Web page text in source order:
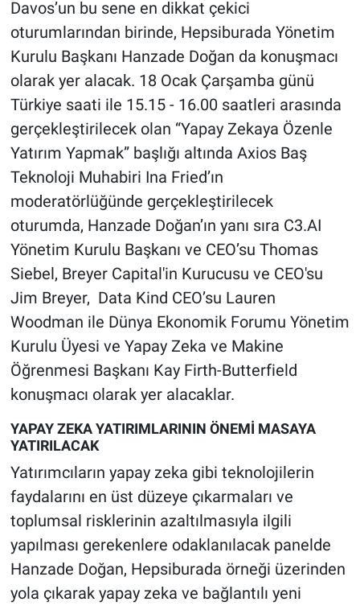
Davos’un bu sene en dikkat çekici
oturumlarından birinde, Hepsiburada Yönetim
Kurulu Başkanı Hanzade Doğan da konuşmacı
olarak yer alacak. 18 Ocak Çarşamba günü
Türkiye saati ile 15.15 - 16.00 saatleri arasında
gerçekleştirilecek olan “Yapay Zekaya Özenle
Yatırım Yapmak” başlığı altında Axios Baş
Teknoloji Muhabiri Ina Fried’ın
moderatörlüğünde gerçekleştirilecek
oturumda, Hanzade Doğan’ın yanı sıra C3.AI
Yönetim Kurulu Başkanı ve CEO’su Thomas
Siebel, Breyer Capital'in Kurucusu ve CEO'su
Jim Breyer, Data Kind CEO’su Lauren
Woodman ile Dünya Ekonomik Forumu Yönetim
Kurulu Üyesi ve Yapay Zeka ve Makine
Öğrenmesi Başkanı Kay Firth-Butterfield
konuşmacı olarak yer alacaklar.
YAPAY ZEKA YATIRIMLARININ ÖNEMİ MASAYA
YATIRILACAK
Yatırımcıların yapay zeka gibi teknolojilerin
faydalarını en üst düzeye çıkarmaları ve
toplumsal risklerinin azaltılmasıyla ilgili
yapılması gerekenlere odaklanılacak panelde
Hanzade Doğan, Hepsiburada örneği üzerinden
yola çıkarak yapay zeka ve bağlantılı yeni